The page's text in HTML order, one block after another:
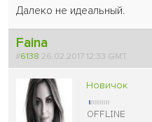
Далеко не идеальный.
Faina
#6138 26.02.2017 12:33 GMT
Новичок